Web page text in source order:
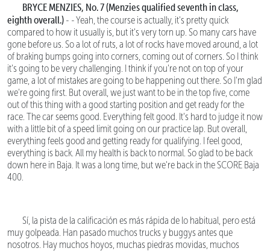
BRYCE MENZIES, No. 7 (Menzies qualified seventh in class,
eighth overall.) - - Yeah, the course is actually, it's pretty quick
compared to how it usually is, but it's very torn up. So many cars have
gone before us. So a lot of ruts, a lot of rocks have moved around, a lot
of braking bumps going into corners, coming out of corners. So I think
it's going to be very challenging. I think if you're not on top of your
game, a lot of mistakes are going to be happening out there. So I'm glad
we're going first. But overall, we just want to be in the top five, come
out of this thing with a good starting position and get ready for the
race. The car seems good. Everything felt good. It's hard to judge it now
with a little bit of a speed limit going on our practice lap. But overall,
everything feels good and getting ready for qualifying. I feel good,
everything is back. All my health is back to normal. So glad to be back
down here in Baja. It was a long time, but we're back in the SCORE Baja
400.
Sí, la pista de la calificación es más rápida de lo habitual, pero está
muy golpeada. Han pasado muchos trucks y buggys antes que
nosotros. Hay muchos hoyos, muchas piedras movidas, muchos